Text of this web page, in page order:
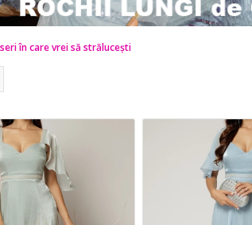
în care vrei să strălucești